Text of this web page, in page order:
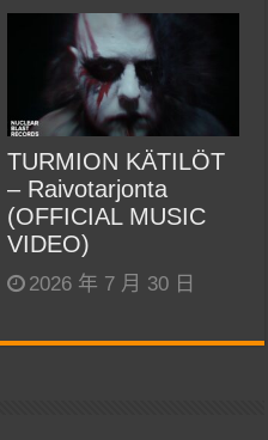
TURMION KÄTILÖT
– Raivotarjonta
(OFFICIAL MUSIC
VIDEO)
2026 年 7 月 30 日